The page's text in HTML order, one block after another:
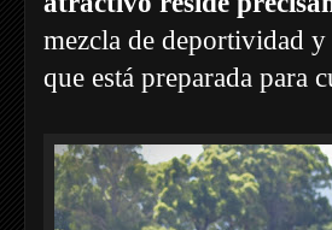
mezcla de deportividad y
que está preparada para